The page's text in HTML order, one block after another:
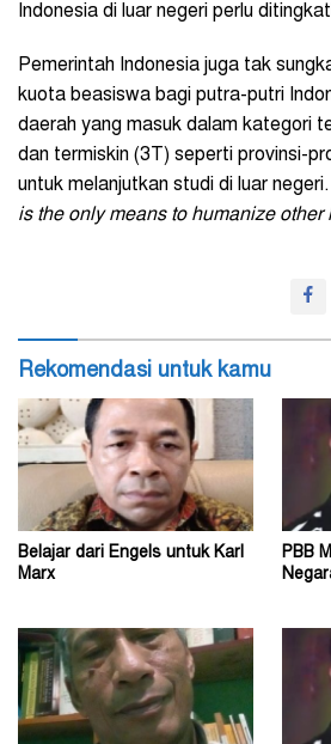
Indonesia di luar negeri perlu
Pemerintah Indonesia juga tak
kuota beasiswa bagi putra-putri
daerah yang masuk dalam kategori
dan termiskin (3T) seperti provinsi-
untuk melanjutkan studi di luar
is the only means to humanize other
Rekomendasi untuk kamu
Belajar dari Engels untuk Karl
Marx
PBB